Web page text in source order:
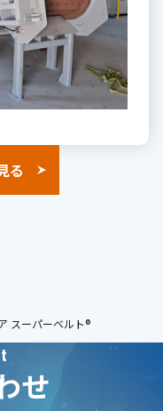
る
スーパーベルト®
せ